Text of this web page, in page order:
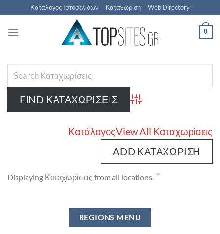
Μετάβαση
στο
περιεχόμενο
Κατάλογος Ιστοσελίδων Καταχώριση Web Directory
0
Advanced Search
ΚατάλογοςView All Καταχωρίσεις
ADD ΚΑΤΑΧΏΡΙΣΗ
Displaying Καταχωρίσεις from all locations.